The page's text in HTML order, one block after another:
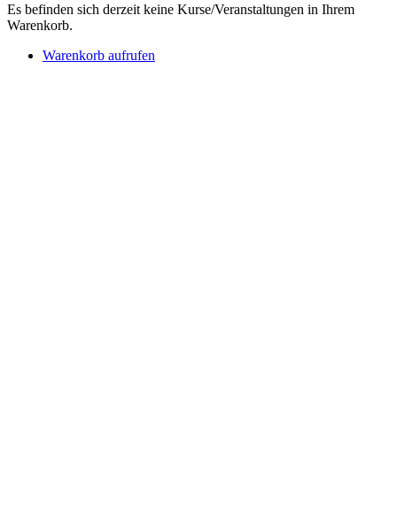
Es befinden sich derzeit keine Kurse/Veranstaltungen in Ihrem
Warenkorb.
Warenkorb aufrufen